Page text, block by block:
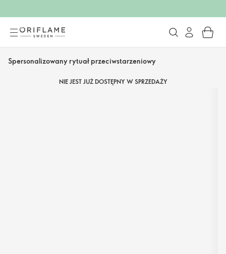
Spersonalizowany rytuał przeciwstarzeniowy
NIE JEST JUŻ DOSTĘPNY W SPRZEDAŻY